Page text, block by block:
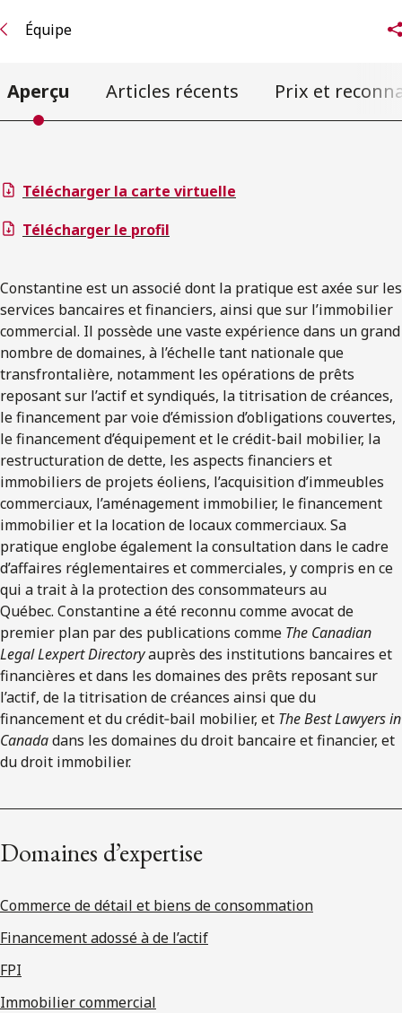
Équipe
Aperçu Articles récents Prix et
Télécharger la carte virtuelle
Télécharger le profil
Constantine est un associé dont la pratique est axée sur les
services bancaires et financiers, ainsi que sur l’immobilier
commercial. Il possède une vaste expérience dans un grand
nombre de domaines, à l’échelle tant nationale que
transfrontalière, notamment les opérations de prêts
reposant sur l’actif et syndiqués, la titrisation de créances,
le financement par voie d’émission d’obligations couvertes,
le financement d’équipement et le crédit-bail mobilier, la
restructuration de dette, les aspects financiers et
immobiliers de projets éoliens, l’acquisition d’immeubles
commerciaux, l’aménagement immobilier, le financement
immobilier et la location de locaux commerciaux. Sa
pratique englobe également la consultation dans le cadre
d’affaires réglementaires et commerciales, y compris en ce
qui a trait à la protection des consommateurs au
Québec. Constantine a été reconnu comme avocat de
premier plan par des publications comme The Canadian
Legal Lexpert Directoryauprès des institutions bancaires et
financières et dans les domaines des prêts reposant sur
l’actif, de la titrisation de créances ainsi que du
financement et du crédit‑bail mobilier, et The Best Lawyers in
Canadadans les domaines du droit bancaire et financier, et
du droit immobilier.
Domaines d’expertise
Commerce de détail et biens de consommation
Financement adossé à de l’actif
FPI
Immobilier commercial